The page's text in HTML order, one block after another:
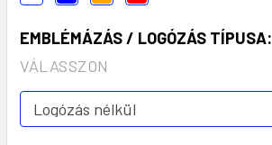
EMBLÉMÁZÁS / LOGÓZÁS TÍPUSA:
VÁLASSZON